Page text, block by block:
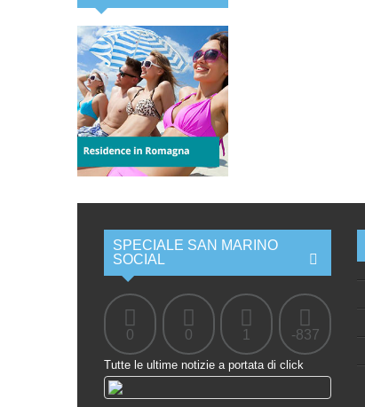
SPECIALE SAN MARINO
SOCIAL
0 0 1 -837
Tutte le ultime notizie a portata di click